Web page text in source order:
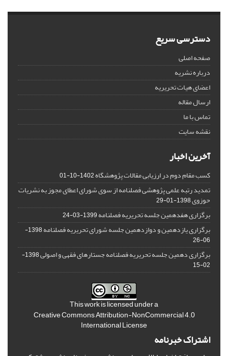
دسترسی سریع
صفحه اصلی
درباره نشریه
اعضای هیات تحریریه
ارسال مقاله
تماس با ما
نقشه سایت
آخرین اخبار
کسب مقام دوم در ارزیابی مقالات پژوهشگاه1402-10-01
تمدید رتبه علمی پژوهشی فصلنامه از سوی شورای اعطای مجوز به نشریات
حوزوی1398-01-29
برگزاری هفدهمین جلسه تحریریه فصلنامه1399-03-24
برگزاری یازدهمین و دوازدهمین جلسه شورای تحریریه فصلنامه
1398-
06-26
برگزاری دهمین جلسه تحریریه فصلنامه جستارهای فقهی و اصولی
1398-
02-15
This work is licensed under a
Creative Commons Attribution-NonCommercial 4.0
International License
اشتراک خبرنامه